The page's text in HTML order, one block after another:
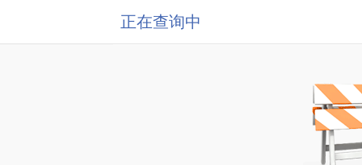
正在查询中